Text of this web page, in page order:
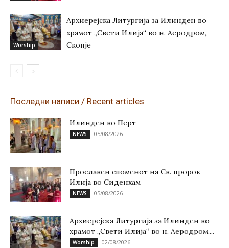
Worship
Архиерејска Литургија за Илинден во
храмот „Свети Илија“ во н. Аеродром,
Скопје
Последни написи / Recent articles
Илинден во Перт
NEWS 05/08/2026
Прославен споменот на Св. пророк
Илија во Сиденхам
NEWS 05/08/2026
Архиерејска Литургија за Илинден во
храмот „Свети Илија“ во н. Аеродром,...
Worship 02/08/2026